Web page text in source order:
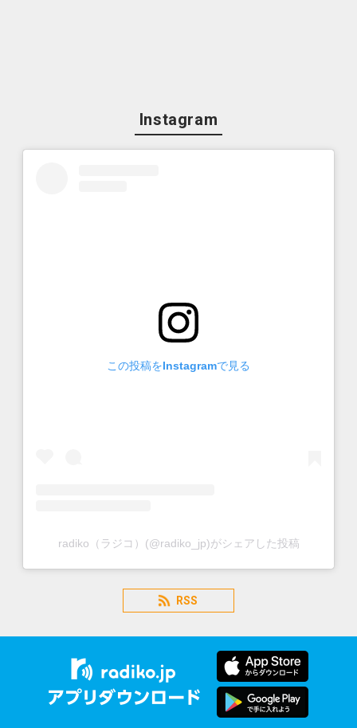
Instagram
この投稿をInstagramで見る
radiko（ラジコ）(@radiko_jp)がシェアした投稿
RSS